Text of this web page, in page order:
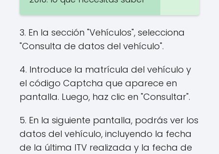
3. En la sección "Vehículos", selecciona
"Consulta de datos del vehículo".
4. Introduce la matrícula del vehículo y
el código Captcha que aparece en
pantalla. Luego, haz clic en "Consultar".
5. En la siguiente pantalla, podrás ver los
datos del vehículo, incluyendo la fecha
de la última ITV realizada y la fecha de